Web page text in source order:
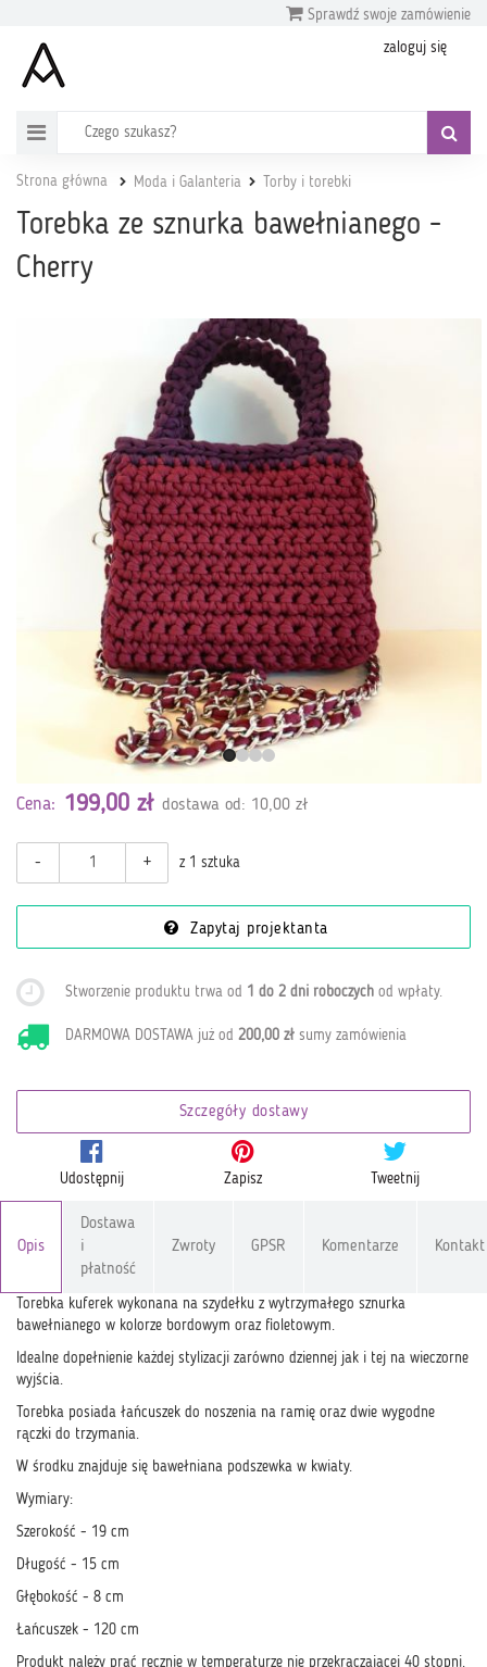
Sprawdź swoje zamówienie
zaloguj się
Strona główna Moda i Galanteria Torby i torebki
Torebka ze sznurka bawełnianego -
Cherry
Cena: 199,00 zł dostawa od: 10,00 zł
- + z 1 sztuka
Zapytaj projektanta
Stworzenie produktu trwa od 1 do 2 dni roboczych od wpłaty.
DARMOWA DOSTAWA już od200,00 zł sumy zamówienia
Szczegóły dostawy
Udostępnij Zapisz Tweetnij
Opis
Dostawa
i
płatność
Zwroty GPSR Komentarze Kontakt
Torebka kuferek wykonana na szydełku z wytrzymałego sznurka
bawełnianego w kolorze bordowym oraz fioletowym.
Idealne dopełnienie każdej stylizacji zarówno dziennej jak i tej na wieczorne
wyjścia.
Torebka posiada łańcuszek do noszenia na ramię oraz dwie wygodne
rączki do trzymania.
W środku znajduje się bawełniana podszewka w kwiaty.
Wymiary:
Szerokość - 19 cm
Długość - 15 cm
Głębokość - 8 cm
Łańcuszek - 120 cm
Produkt należy prać ręcznie w temperaturze nie przekraczającej 40 stopni.